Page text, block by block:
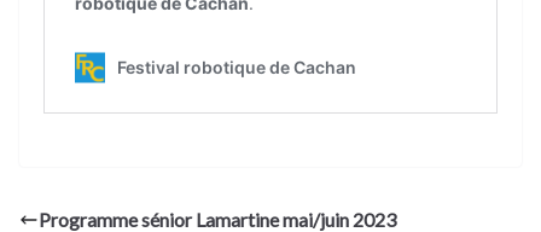
Programme sénior Lamartine mai/juin 2023